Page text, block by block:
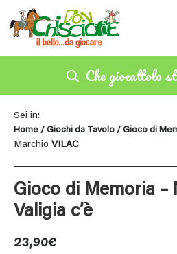
Che giocattolo
Sei in:
Home / Giochi da Tavolo / Gioco di
Marchio VILAC
Gioco di Memoria –
Valigia c’è
23,90€